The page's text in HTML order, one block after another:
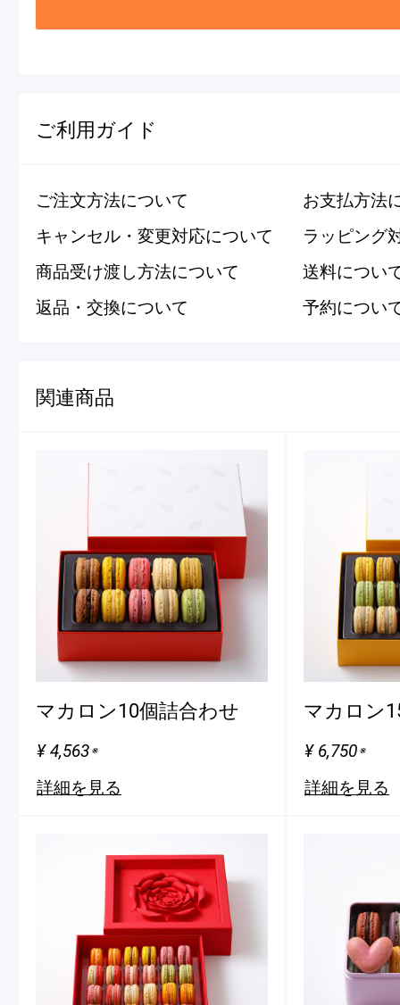
ご利用ガイド
ご注文方法について
お支払方法
キャンセル・変更対応について
ラッピング
商品受け渡し方法について
送料につい
返品・交換について
予約につい
関連商品
マカロン10個詰合わせ
¥ 4,563※
詳細を見る
マカロン
¥ 6,750※
詳細を見る